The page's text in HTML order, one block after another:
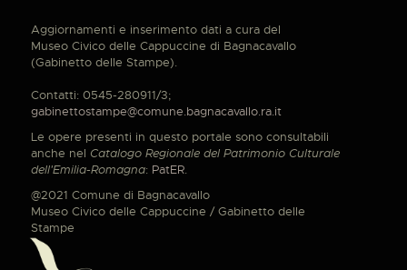
Aggiornamenti e inserimento dati a cura del
Museo Civico delle Cappuccine di Bagnacavallo
(Gabinetto delle Stampe).
Contatti: 0545-280911/3;
gabinettostampe@comune.bagnacavallo.ra.it
Le opere presenti in questo portale sono consultabili
anche nel Catalogo Regionale del Patrimonio Culturale
dell'Emilia-Romagna: PatER.
@2021 Comune di Bagnacavallo
Museo Civico delle Cappuccine / Gabinetto delle
Stampe